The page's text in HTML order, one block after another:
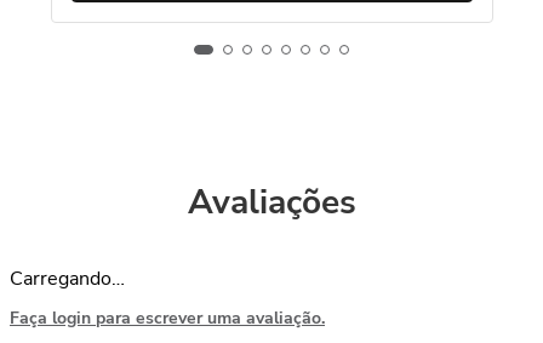
Avaliações
Carregando…
Faça login para escrever uma avaliação.